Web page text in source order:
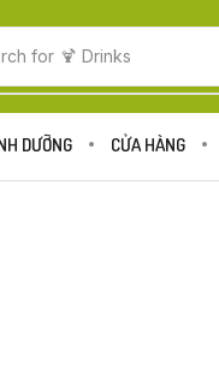
for 🍹 Drinks
DƯỠNG CỬA HÀNG